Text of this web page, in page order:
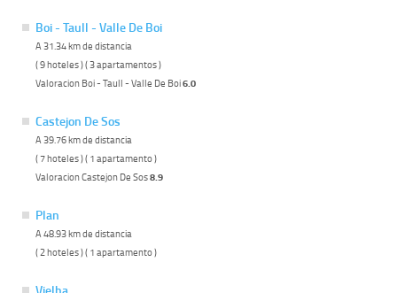
Boi - Taull - Valle De Boi
A 31.34 km de distancia
( 9 hoteles ) ( 3 apartamentos )
Valoracion Boi - Taull - Valle De Boi6.0
Castejon De Sos
A 39.76 km de distancia
( 7 hoteles ) ( 1 apartamento )
Valoracion Castejon De Sos8.9
Plan
A 48.93 km de distancia
( 2 hoteles ) ( 1 apartamento )
Vielha